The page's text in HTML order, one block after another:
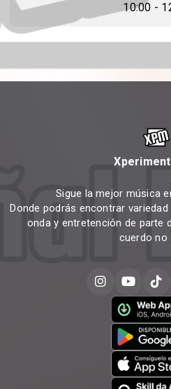
10:00 -
Sigue la mejor música
Donde podrás encontrar
onda y entretención de parte
cuerdo no